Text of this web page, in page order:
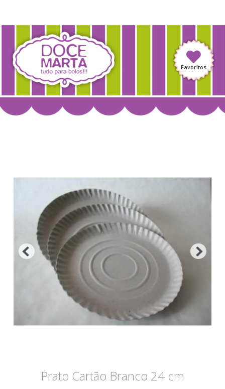
Favoritos
Prato Cartão Branco 24 cm